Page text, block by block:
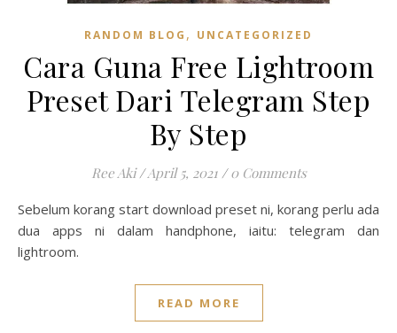
RANDOM BLOG , UNCATEGORIZED
Cara Guna Free Lightroom
Preset Dari Telegram Step
By Step
Ree Aki /April 5, 2021 / 0 Comments
Sebelum korang start download preset ni, korang perlu ada
dua apps ni dalam handphone, iaitu: telegram dan
lightroom.
READ MORE